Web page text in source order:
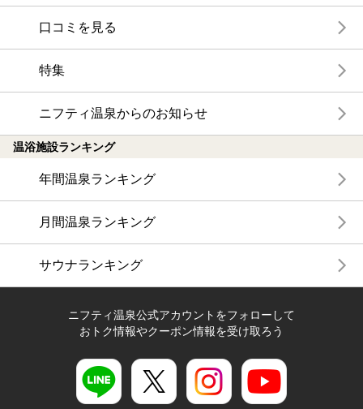
口コミを見る
特集
ニフティ温泉からのお知らせ
温浴施設ランキング
年間温泉ランキング
月間温泉ランキング
サウナランキング
ニフティ温泉公式アカウントをフォローして
おトク情報やクーポン情報を受け取ろう